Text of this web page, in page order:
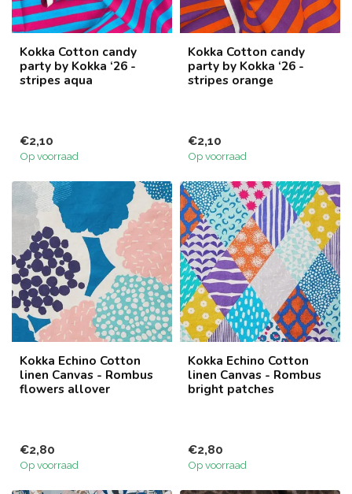
Kokka Cotton candy
party by Kokka ‘26 -
stripes aqua
€2,10
Op voorraad
Kokka Cotton candy
party by Kokka ‘26 -
stripes orange
€2,10
Op voorraad
Kokka Echino Cotton
linen Canvas - Rombus
flowers allover
€2,80
Op voorraad
Kokka Echino Cotton
linen Canvas - Rombus
bright patches
€2,80
Op voorraad